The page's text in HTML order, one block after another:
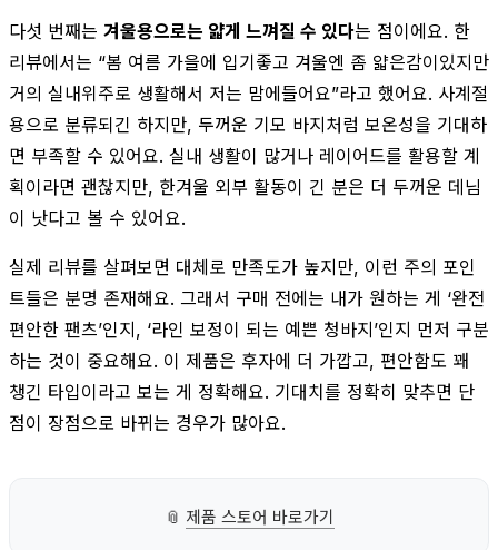
다섯 번째는 겨울용으로는 얇게 느껴질 수 있다는 점이에요. 한
리뷰에서는 “봄 여름 가을에 입기좋고 겨울엔 좀 얇은감이있지만
거의 실내위주로 생활해서 저는 맘에들어요”라고 했어요. 사계절
용으로 분류되긴 하지만, 두꺼운 기모 바지처럼 보온성을 기대하
면 부족할 수 있어요. 실내 생활이 많거나 레이어드를 활용할 계
획이라면 괜찮지만, 한겨울 외부 활동이 긴 분은 더 두꺼운 데님
이 낫다고 볼 수 있어요.
실제 리뷰를 살펴보면 대체로 만족도가 높지만, 이런 주의 포인
트들은 분명 존재해요. 그래서 구매 전에는 내가 원하는 게 ‘완전
편안한 팬츠’인지, ‘라인 보정이 되는 예쁜 청바지’인지 먼저 구분
하는 것이 중요해요. 이 제품은 후자에 더 가깝고, 편안함도 꽤
챙긴 타입이라고 보는 게 정확해요. 기대치를 정확히 맞추면 단
점이 장점으로 바뀌는 경우가 많아요.
📎 제품 스토어 바로가기